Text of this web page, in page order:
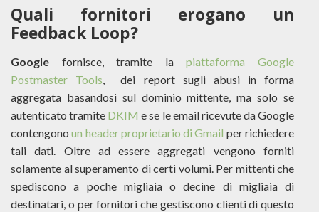
Quali fornitori erogano un
Feedback Loop?
Google fornisce, tramite lapiattaforma Google
Postmaster Tools, dei report sugli abusi in forma
aggregata basandosi sul dominio mittente, ma solo se
autenticato tramite DKIM e se le email ricevute da Google
contengonoun header proprietario di Gmail per richiedere
tali dati. Oltre ad essere aggregati vengono forniti
solamente al superamento di certi volumi. Per mittenti che
spediscono a poche migliaia o decine di migliaia di
destinatari, o per fornitori che gestiscono clienti di questo